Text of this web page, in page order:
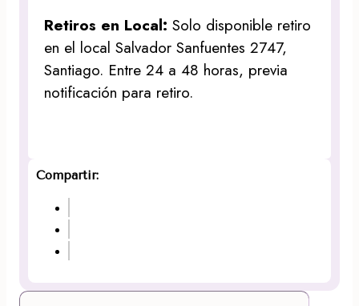
Retiros en Local:Solo disponible retiro
en el local Salvador Sanfuentes 2747,
Santiago. Entre 24 a 48 horas, previa
notificación para retiro.
Compartir: